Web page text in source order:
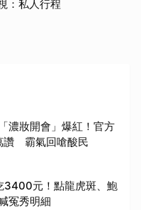
：私人行程
濃妝開會」爆紅！官方
讚 霸氣回嗆酸民
3400元！點龍虎斑、鮑
冤秀明細